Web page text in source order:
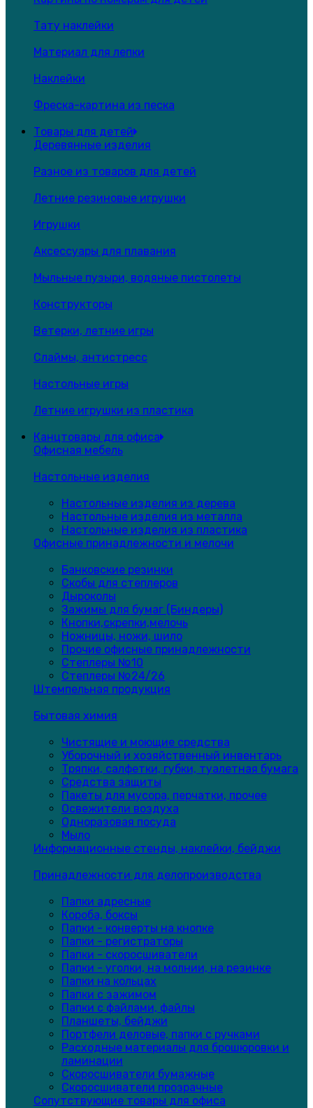
Тату наклейки
Материал для лепки
Наклейки
Фреска-картина из песка
Товары для детей
Деревянные изделия
Разное из товаров для детей
Летние резиновые игрушки
Игрушки
Аксессуары для плавания
Мыльные пузыри, водяные пистолеты
Конструкторы
Ветерки, летние игры
Слаймы, антистресс
Настольные игры
Летние игрушки из пластика
Канцтовары для офиса
Офисная мебель
Настольные изделия
Настольные изделия из дерева
Настольные изделия из металла
Настольные изделия из пластика
Офисные принадлежности и мелочи
Банковские резинки
Скобы для степлеров
Дыроколы
Зажимы для бумаг (Биндеры)
Кнопки,скрепки,мелочь
Ножницы, ножи, шило
Прочие офисные принадлежности
Степлеры №10
Степлеры №24/26
Штемпельная продукция
Бытовая химия
Чистящие и моющие средства
Уборочный и хозяйственный инвентарь
Тряпки, салфетки, губки, туалетная бумага
Средства защиты
Пакеты для мусора, перчатки, прочее
Освежители воздуха
Одноразовая посуда
Мыло
Информационные стенды, наклейки, бейджи
Принадлежности для делопроизводства
Папки адресные
Короба, боксы
Папки - конверты на кнопке
Папки - регистраторы
Папки - скоросшиватели
Папки - уголки, на молнии, на резинке
Папки на кольцах
Папки с зажимом
Папки с файлами, файлы
Планшеты, бейджи
Портфели деловые, папки с ручками
Расходные материалы для брошюровки и
ламинации
Скоросшиватели бумажные
Скоросшиватели прозрачные
Сопутствующие товары для офиса